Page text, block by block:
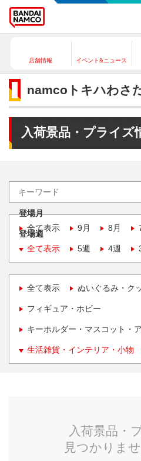
店舗情報 イベント&ニュース
namcoトキハわさ
入荷景品・プライズ
登場月
全て表示
9月 8月
登場週
全て表示
5週 4週
全て表示 ぬいぐるみ・ク
フィギュア・ホビー
キーホルダー・マスコット・
生活雑貨・インテリア・小物